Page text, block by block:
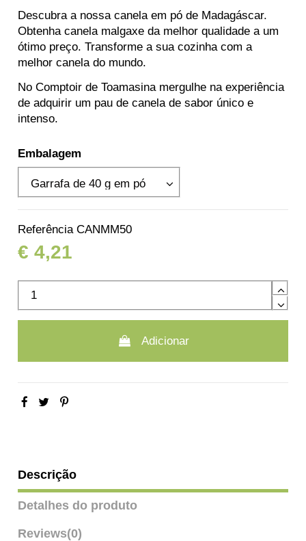
Descubra a nossa canela em pó de Madagáscar.
Obtenha canela malgaxe da melhor qualidade a um
ótimo preço. Transforme a sua cozinha com a
melhor canela do mundo.
No Comptoir de Toamasina mergulhe na experiência
de adquirir um pau de canela de sabor único e
intenso.
Embalagem
Referência CANMM50
€ 4,21
Adicionar
Descrição
Detalhes do produto
Reviews(0)